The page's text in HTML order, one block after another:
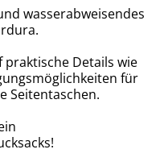
wasserabweisendes
praktische Details wie
für
Seitentaschen.